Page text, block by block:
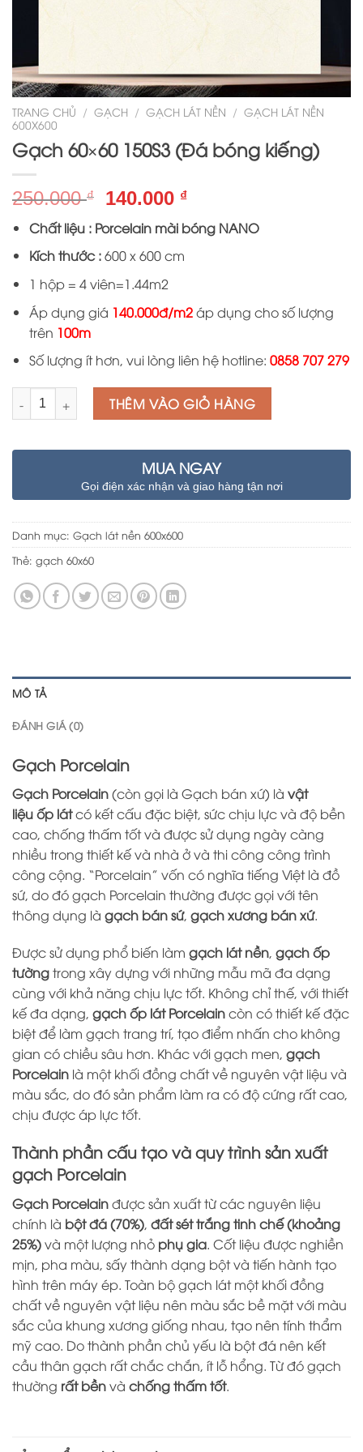
TRANG CHỦ / GẠCH / GẠCH LÁT NỀN / GẠCH LÁT NỀN
600X600
Gạch 60×60 150S3 (Đá bóng kiếng)
250.000₫
Giá
là:
250.000 ₫.
140.000 ₫Giá
hiện
tại
Chất liệu : Porcelain mài bóng NANO
Kích thước :600 x 600 cm
1 hộp = 4 viên=1.44m2
Áp dụng giá 140.000đ/m2áp dụng cho số lượng
trên 100m
Số lượng ít hơn, vui lòng liên hệ hotline: 0858 707 279
Số lượng THÊM VÀO GIỎ HÀNG
MUA NGAY
Gọi điện xác nhận và giao hàng tận nơi
Danh mục: Gạch lát nền 600x600
Thẻ: gạch 60x60
MÔ TẢ
ĐÁNH GIÁ (0)
Gạch Porcelain
Gạch Porcelain(còn gọi là Gạch bán xứ) là vật
liệu ốp látcó kết cấu đặc biệt, sức chịu lực và độ bền
cao, chống thấm tốt và được sử dụng ngày càng
nhiều trong thiết kế và nhà ở và thi công công trình
công cộng. “Porcelain” vốn có nghĩa tiếng Việt là đồ
sứ, do đó gạch Porcelain thường được gọi với tên
thông dụng là gạch bán sứ, gạch xương bán xứ.
Được sử dụng phổ biến làm gạch lát nền, gạch ốp
tườngtrong xây dựng với những mẫu mã đa dạng
cùng với khả năng chịu lực tốt. Không chỉ thế, với thiết
kế đa dạng, gạch ốp lát Porcelaincòn có thiết kế đặc
biệt để làm gạch trang trí, tạo điểm nhấn cho không
gian có chiều sâu hơn. Khác với gạch men, gạch
Porcelain là một khối đồng chất về nguyên vật liệu và
màu sắc, do đó sản phẩm làm ra có độ cứng rất cao,
chịu được áp lực tốt.
Thành phần cấu tạo và quy trình sản xuất
gạch Porcelain
Gạch Porcelainđược sản xuất từ các nguyên liệu
chính là bột đá (70%), đất sét trắng tinh chế (khoảng
25%)và một lượng nhỏ phụ gia. Cốt liệu được nghiền
mịn, pha màu, sấy thành dạng bột và tiến hành tạo
hình trên máy ép. Toàn bộ gạch lát một khối đồng
chất về nguyên vật liệu nên màu sắc bề mặt với màu
sắc của khung xương giống nhau, tạo nên tính thẩm
mỹ cao. Do thành phần chủ yếu là bột đá nên kết
cầu thân gạch rất chắc chắn, ít lỗ hổng. Từ đó gạch
thường rất bềnvà chống thấm tốt.